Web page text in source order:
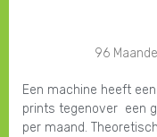
96
Een machine heeft
prints tegenover een
per maand.